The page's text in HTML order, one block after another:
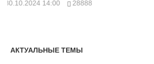
АКТУАЛЬНЫЕ ТЕМЫ